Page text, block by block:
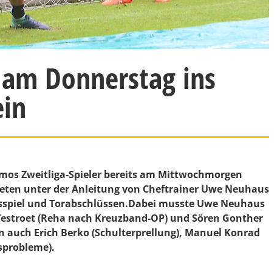
Donnerstag ins
Zweitliga-Spieler bereits am Mittwochmorgen
unter der Anleitung von Cheftrainer Uwe Neuhaus
und Torabschlüssen.Dabei musste Uwe Neuhaus
(Reha nach Kreuzband-OP) und Sören Gonther
Erich Berko (Schulterprellung), Manuel Konrad